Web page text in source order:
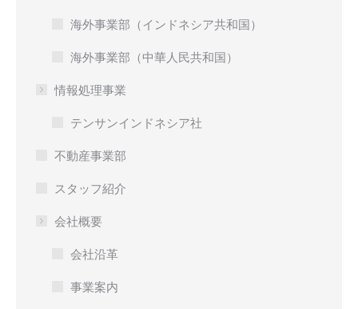
海外事業部（インドネシア共和国）
海外事業部（中華人民共和国）
情報処理事業
テンサンインドネシア社
不動産事業部
スタッフ紹介
会社概要
会社沿革
事業案内